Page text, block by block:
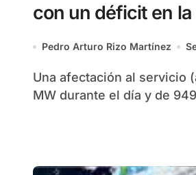
con un déficit en
de generación de
Pedro Arturo Rizo Martínez
Una afectación al servicio (apagones) de 700
MW durante el día y de